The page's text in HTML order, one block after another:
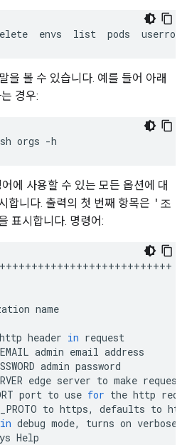
envs  list  pods
을 볼 수 있습니다. 예를 들어 아래
경우:
orgs -h
에 사용할 수 있는 모든 옵션에 대
합니다. 출력의 첫 번째 항목은 '조
표시합니다. 명령어:
name
http header in request
admin email address
admin password
edge server to make request
port to use for the http
to https, defaults to
in debug mode, turns on verbose
Help